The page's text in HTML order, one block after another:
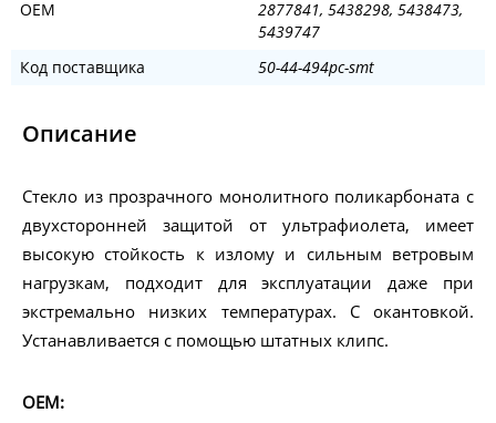
OEM
2877841, 5438298, 5438473,
5439747
Код поставщика
50-44-494pc-smt
Описание
Стекло из прозрачного монолитного поликарбоната с
двухсторонней защитой от ультрафиолета, имеет
высокую стойкость к излому и сильным ветровым
нагрузкам, подходит для эксплуатации даже при
экстремально низких температурах. С окантовкой.
Устанавливается с помощью штатных клипс.
OEM: